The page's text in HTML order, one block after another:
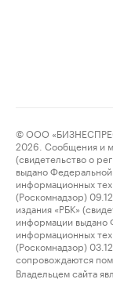
© ООО
2026. Сообщения и
(свидетельство о
выдано
информационных
(Роскомнадзор)
издания «РБК»
информации выдано
информационных
(Роскомнадзор)
сопровождаются
Владельцем сайта